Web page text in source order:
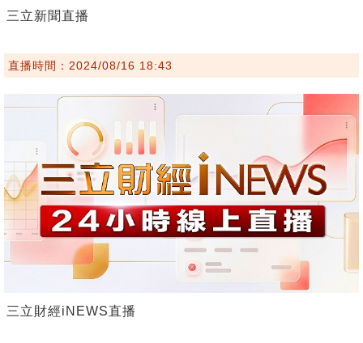
三立新聞直播
直播時間：2024/08/16 18:43
三立財經iNEWS直播